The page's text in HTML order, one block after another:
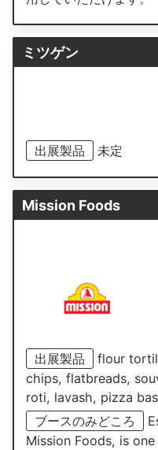
ミツゲン
出展製品 未定
Mission Foods
出展製品
flour
chips, flatbreads,
roti, lavash, pizza
ブースのみどころ
Mission Foods, is